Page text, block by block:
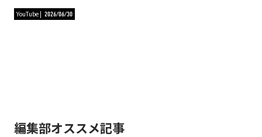
YouTube 2026/06/30
編集部オススメ記事